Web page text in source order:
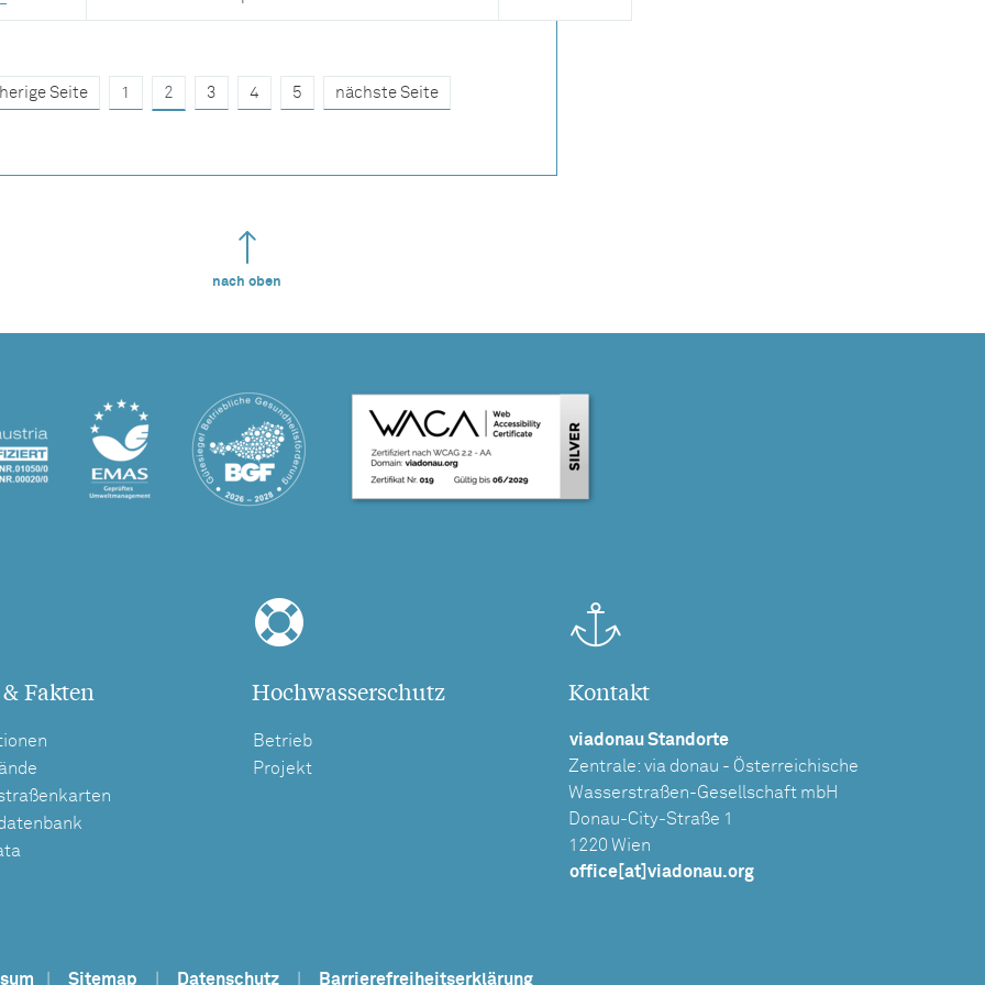
Seite 1 2 3 4 5 nächste Seite
nach oben
Fakten Hochwasserschutz
Betrieb
Projekt
Kontakt
viadonau Standorte
Zentrale: via donau - Österreichische
Wasserstraßen-Gesellschaft mbH
Donau-City-Straße 1
1220 Wien
office[at]viadonau.org
Sitemap Datenschutz Barrierefreiheitserklärung